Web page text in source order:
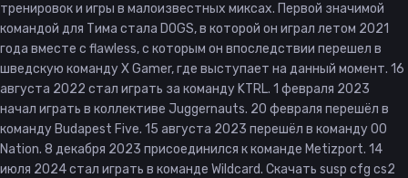
тренировок и игры в малоизвестных миксах. Первой значимой
командой для Тима стала DOGS, в которой он играл летом 2021
года вместе с flawless, с которым он впоследствии перешел в
шведскую команду X Gamer, где выступает на данный момент. 16
августа 2022 стал играть за команду KTRL. 1 февраля 2023
начал играть в коллективе Juggernauts. 20 февраля перешёл в
команду Budapest Five. 15 августа 2023 перешёл в команду 00
Nation. 8 декабря 2023 присоединился к команде Metizport. 14
июля 2024 стал играть в команде Wildcard. Скачать susp cfg cs2